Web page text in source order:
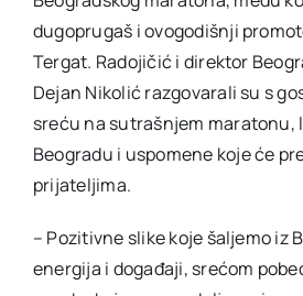
dugoprugaš i ovogodišnji
Tergat. Radojičić i direktor
Dejan Nikolić razgovarali su s
sreću na sutrašnjem maratonu,
Beogradu i uspomene koje će
prijateljima.
– Pozitivne slike koje šaljemo iz
energija i događaji, srećom